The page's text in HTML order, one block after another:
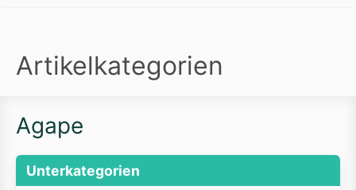
Artikelkategorien
Agape
Unterkategorien